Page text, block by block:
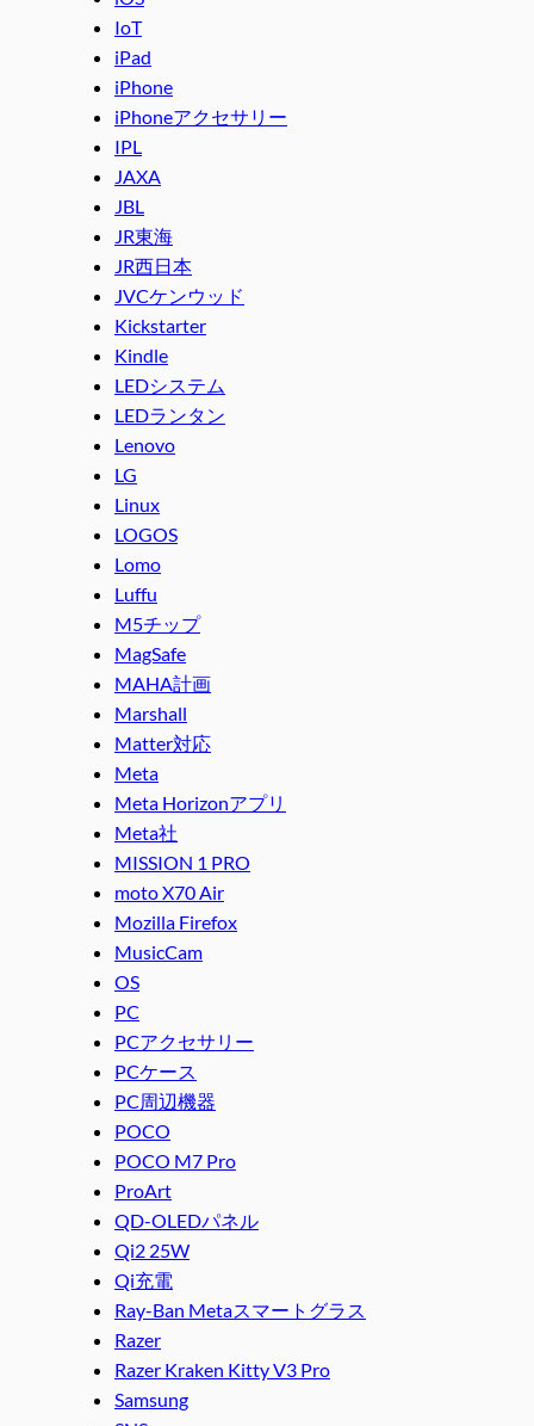
IoT
iPad
iPhone
iPhoneアクセサリー
IPL
JAXA
JBL
JR東海
JR西日本
JVCケンウッド
Kickstarter
Kindle
LEDシステム
LEDランタン
Lenovo
LG
Linux
LOGOS
Lomo
Luffu
M5チップ
MagSafe
MAHA計画
Marshall
Matter対応
Meta
Meta Horizonアプリ
Meta社
MISSION 1 PRO
moto X70 Air
Mozilla Firefox
MusicCam
OS
PC
PCアクセサリー
PCケース
PC周辺機器
POCO
POCO M7 Pro
ProArt
QD-OLEDパネル
Qi2 25W
Qi充電
Ray-Ban Metaスマートグラス
Razer
Razer Kraken Kitty V3 Pro
Samsung